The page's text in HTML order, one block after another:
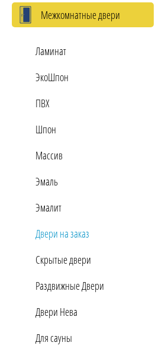
Межкомнатные двери
Ламинат
ЭкоШпон
ПВХ
Шпон
Массив
Эмаль
Эмалит
Двери на заказ
Скрытые двери
Раздвижные Двери
Двери Нева
Для сауны